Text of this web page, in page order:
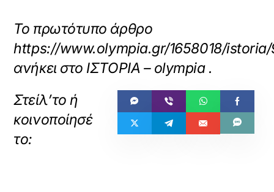
Το πρωτότυπο άρθρο
https://www.olympia.gr/1658018/
ανήκει στο ΙΣΤΟΡΙΑ – olympia.